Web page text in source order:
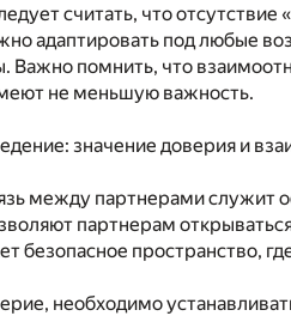
считать, что
адаптировать под любые
Важно помнить, что
не меньшую важность.
значение доверия и
между партнерами служит
партнерам
безопасное пространство,
необходимо